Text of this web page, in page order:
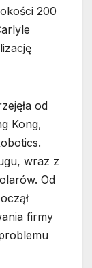
200
od
Kong,
wraz z
Od
firmy